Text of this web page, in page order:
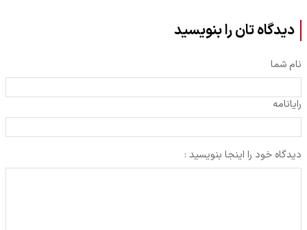
دیدگاه تان را بنویسید
نام شما
رایانامه
دیدگاه خود را اینجا بنویسید :